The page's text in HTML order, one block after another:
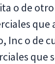
o de
que
Inc o de
que